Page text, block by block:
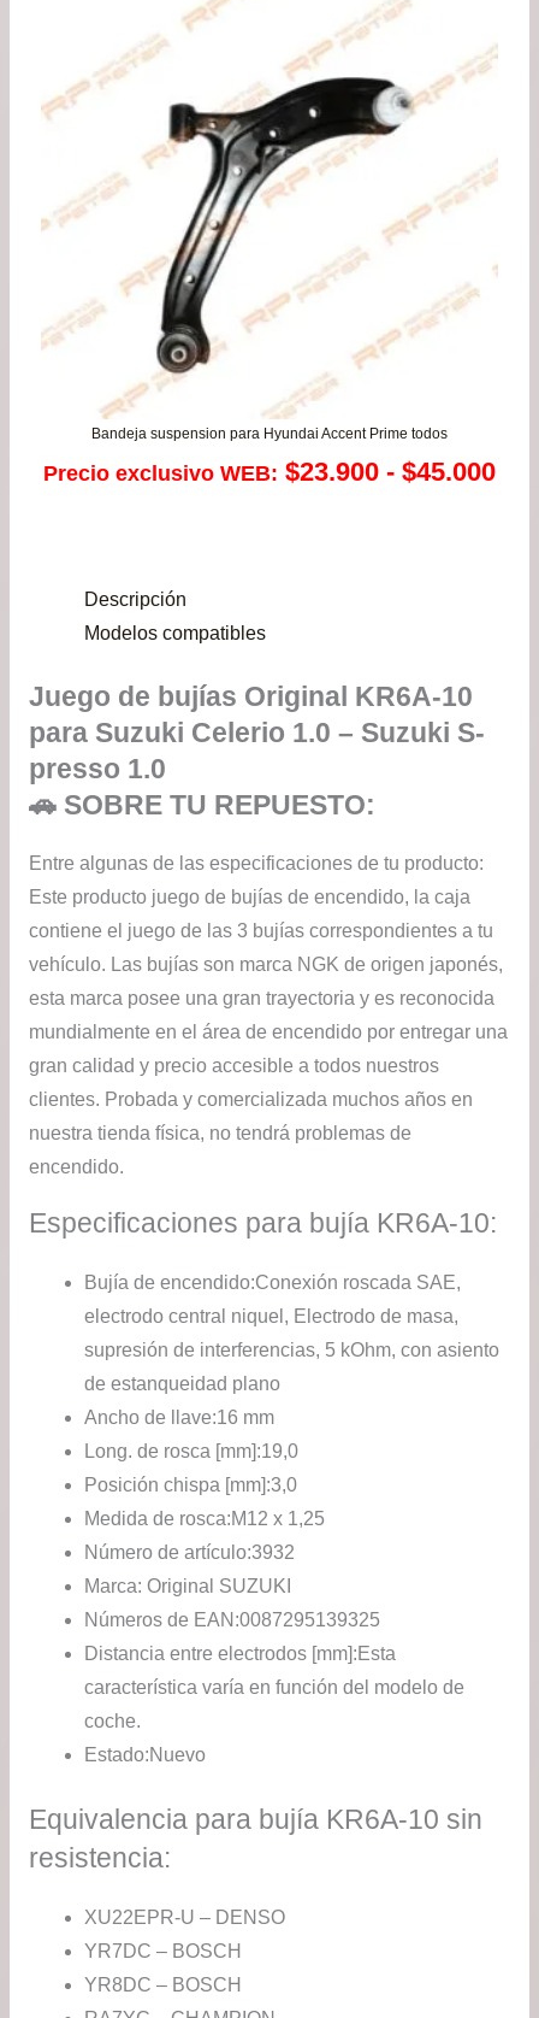
Bandeja suspension para Hyundai Accent Prime todos
Precio exclusivo WEB: $23.900 - $45.000
Descripción
Modelos compatibles
Juego de bujías Original KR6A-10
para Suzuki Celerio 1.0 – Suzuki S-
presso 1.0
🚗 SOBRE TU REPUESTO:
Entre algunas de las especificaciones de tu producto:
Este producto juego de bujías de encendido, la caja
contiene el juego de las 3 bujías correspondientes a tu
vehículo. Las bujías son marca NGK de origen japonés,
esta marca posee una gran trayectoria y es reconocida
mundialmente en el área de encendido por entregar una
gran calidad y precio accesible a todos nuestros
clientes. Probada y comercializada muchos años en
nuestra tienda física, no tendrá problemas de
encendido.
Especificaciones para bujía KR6A-10:
Bujía de encendido:Conexión roscada SAE,
electrodo central niquel, Electrodo de masa,
supresión de interferencias, 5 kOhm, con asiento
de estanqueidad plano
Ancho de llave:16 mm
Long. de rosca [mm]:19,0
Posición chispa [mm]:3,0
Medida de rosca:M12 x 1,25
Número de artículo:3932
Marca: Original SUZUKI
Números de EAN:0087295139325
Distancia entre electrodos [mm]: Esta
característica varía en función del modelo de
coche.
Estado:Nuevo
Equivalencia para bujía KR6A-10 sin
resistencia:
XU22EPR-U – DENSO
YR7DC – BOSCH
YR8DC – BOSCH